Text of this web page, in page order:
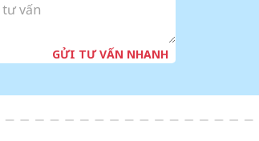
GỬI TƯ VẤN NHANH